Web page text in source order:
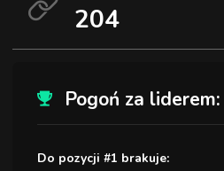
204
Pogoń za liderem:
Do pozycji #1 brakuje: